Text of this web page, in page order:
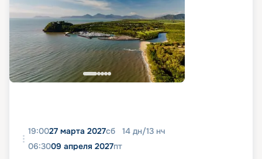
19:0027 марта 2027сб 14 дн/13 нч
06:3009 апреля 2027пт